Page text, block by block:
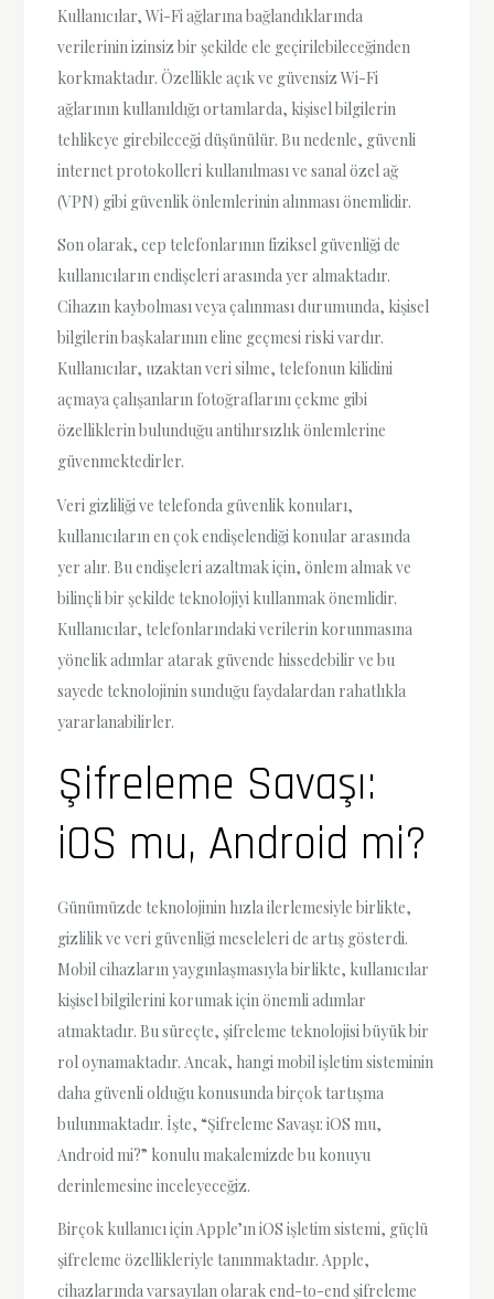
Kullanıcılar, Wi-Fi ağlarına bağlandıklarında
verilerinin izinsiz bir şekilde ele geçirilebileceğinden
korkmaktadır. Özellikle açık ve güvensiz Wi-Fi
ağlarının kullanıldığı ortamlarda, kişisel bilgilerin
tehlikeye girebileceği düşünülür. Bu nedenle, güvenli
internet protokolleri kullanılması ve sanal özel ağ
(VPN) gibi güvenlik önlemlerinin alınması önemlidir.
Son olarak, cep telefonlarının fiziksel güvenliği de
kullanıcıların endişeleri arasında yer almaktadır.
Cihazın kaybolması veya çalınması durumunda, kişisel
bilgilerin başkalarının eline geçmesi riski vardır.
Kullanıcılar, uzaktan veri silme, telefonun kilidini
açmaya çalışanların fotoğraflarını çekme gibi
özelliklerin bulunduğu antihırsızlık önlemlerine
güvenmektedirler.
Veri gizliliği ve telefonda güvenlik konuları,
kullanıcıların en çok endişelendiği konular arasında
yer alır. Bu endişeleri azaltmak için, önlem almak ve
bilinçli bir şekilde teknolojiyi kullanmak önemlidir.
Kullanıcılar, telefonlarındaki verilerin korunmasına
yönelik adımlar atarak güvende hissedebilir ve bu
sayede teknolojinin sunduğu faydalardan rahatlıkla
yararlanabilirler.
Şifreleme Savaşı:
iOS mu, Android mi?
Günümüzde teknolojinin hızla ilerlemesiyle birlikte,
gizlilik ve veri güvenliği meseleleri de artış gösterdi.
Mobil cihazların yaygınlaşmasıyla birlikte, kullanıcılar
kişisel bilgilerini korumak için önemli adımlar
atmaktadır. Bu süreçte, şifreleme teknolojisi büyük bir
rol oynamaktadır. Ancak, hangi mobil işletim sisteminin
daha güvenli olduğu konusunda birçok tartışma
bulunmaktadır. İşte, “Şifreleme Savaşı: iOS mu,
Android mi?” konulu makalemizde bu konuyu
derinlemesine inceleyeceğiz.
Birçok kullanıcı için Apple’ın iOS işletim sistemi, güçlü
şifreleme özellikleriyle tanınmaktadır. Apple,
cihazlarında varsayılan olarak end-to-end şifreleme